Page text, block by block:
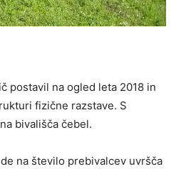
postavil na ogled leta 2018 in
fizične razstave. S
bivališča čebel.
na število prebivalcev uvršča